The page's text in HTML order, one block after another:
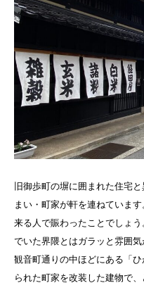
旧御歩町の塀に囲まれた住宅
まい・町家が軒を連ねていま
来る人で賑わったことでしょ
でいた界隈とはガラッと雰囲気
観音町通りの中ほどにある「
られた町家を改装した建物で